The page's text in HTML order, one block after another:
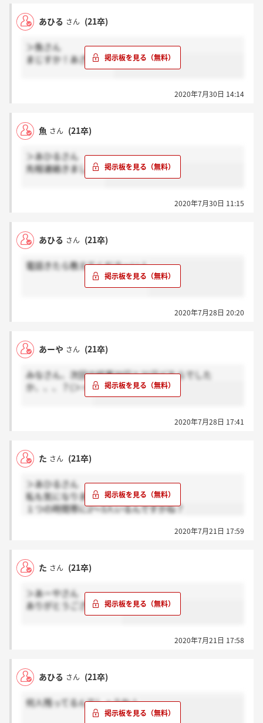
あひる さん (21卒)
＞魚さん
まじすか！あざす！！
2020年7月30日 14:14
魚 さん (21卒)
＞あひるさん
先程連絡きました！
2020年7月30日 11:15
あひる さん (21卒)
電話きたら教えてくださーい！
2020年7月28日 20:20
あーや さん (21卒)
みなさん、次回の結果30日と31日どちらでした
か、、、？(＞＜)
2020年7月28日 17:41
た さん (21卒)
＞あひるさん
私も気になります！
１つの時間帯に2～3人いるんですかね？
2020年7月21日 17:59
た さん (21卒)
＞あーやさん
ありがとうございます。
2020年7月21日 17:58
あひる さん (21卒)
何人残ってるんでしょうね！